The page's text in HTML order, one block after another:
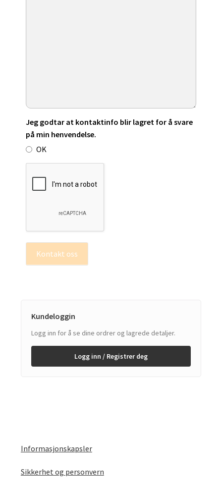
Jeg godtar at kontaktinfo blir lagret for å svare
på min henvendelse.
OK
Kontakt oss
Kundeloggin
Logg inn for å se dine ordrer og lagrede detaljer.
Logg inn / Registrer deg
Informasjonskapsler
Sikkerhet og personvern